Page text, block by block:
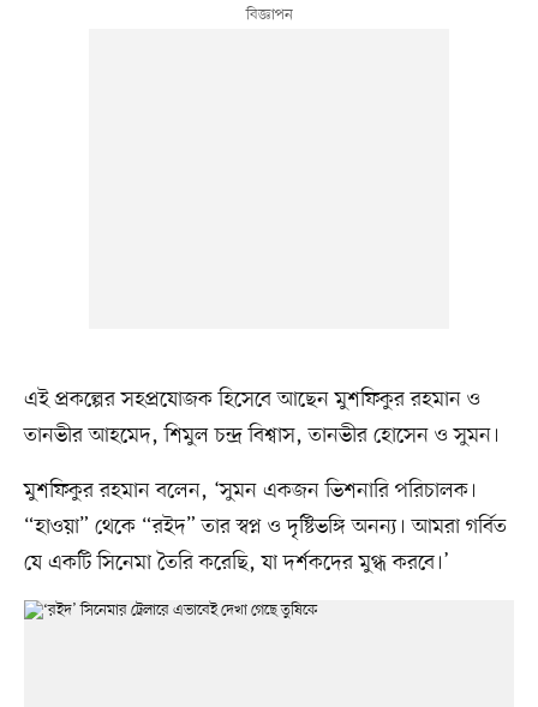
এই প্রকল্পের সহপ্রযোজক হিসেবে আছেন মুশফিকুর রহমান ও
তানভীর আহমেদ, শিমুল চন্দ্র বিশ্বাস, তানভীর হোসেন ও সুমন।
মুশফিকুর রহমান বলেন, ‘সুমন একজন ভিশনারি পরিচালক।
“হাওয়া” থেকে “রইদ” তার স্বপ্ন ও দৃষ্টিভঙ্গি অনন্য। আমরা গর্বিত
যে একটি সিনেমা তৈরি করেছি, যা দর্শকদের মুগ্ধ করবে।’